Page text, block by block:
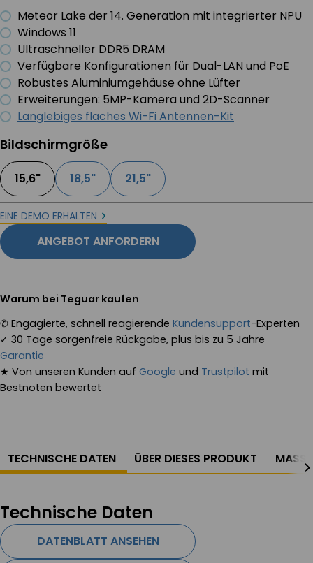
Meteor Lake der 14. Generation mit integrierter NPU
Windows 11
Ultraschneller DDR5 DRAM
Verfügbare Konfigurationen für Dual-LAN und PoE
Robustes Aluminiumgehäuse ohne Lüfter
Erweiterungen: 5MP-Kamera und 2D-Scanner
Langlebiges flaches Wi-Fi Antennen-Kit
Bildschirmgröße
15,6" 18,5" 21,5"
EINE DEMO ERHALTEN
ANGEBOT ANFORDERN
Warum bei Teguar kaufen
✆ Engagierte, schnell reagierende Kundensupport-Experten
✓ 30 Tage sorgenfreie Rückgabe, plus bis zu 5 Jahre
Garantie
★ Von unseren Kunden auf Google und Trustpilot mit
Bestnoten bewertet
TECHNISCHE DATEN ÜBER DIESES PRODUKT
Technische Daten
DATENBLATT ANSEHEN